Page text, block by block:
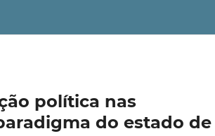
política nas
do estado de